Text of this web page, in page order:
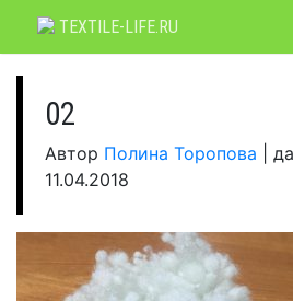
TEXTILE-LIFE.RU
02
Автор Полина Торопова
11.04.2018